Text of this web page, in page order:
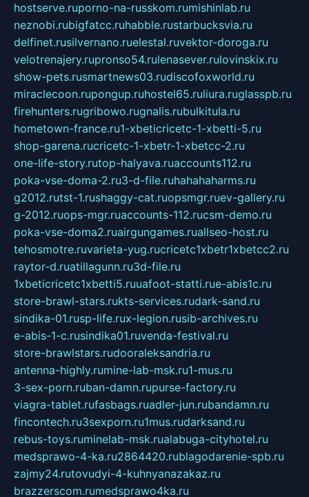
hostserve.ruporno-na-russkom.rumishinlab.ru
neznobi.rubigfatcc.ruhabble.rustarbucksvia.ru
delfinet.rusilvernano.ruelestal.ruvektor-doroga.ru
velotrenajery.rupronso54.rulenasever.rulovinskix.ru
show-pets.rusmartnews03.rudiscofoxworld.ru
miraclecoon.rupongup.ruhostel65.ruliura.ruglasspb.ru
firehunters.rugribowo.rugnalis.rubulkitula.ru
hometown-france.ru1-xbeticricetc-1-xbetti-5.ru
shop-garena.rucricetc-1-xbetr-1-xbetcc-2.ru
one-life-story.rutop-halyava.ruaccounts112.ru
poka-vse-doma-2.ru3-d-file.ruhahahaharms.ru
g2012.rutst-1.rushaggy-cat.ruopsmgr.ruev-gallery.ru
g-2012.ruops-mgr.ruaccounts-112.rucsm-demo.ru
poka-vse-doma2.ruairgungames.ruallseo-host.ru
tehosmotre.ruvarieta-yug.rucricetc1xbetr1xbetcc2.ru
raytor-d.ruatillagunn.ru3d-file.ru
1xbeticricetc1xbetti5.ruuafoot-statti.rue-abis1c.ru
store-brawl-stars.rukts-services.rudark-sand.ru
sindika-01.rusp-life.rux-legion.rusib-archives.ru
e-abis-1-c.rusindika01.ruvenda-festival.ru
store-brawlstars.rudooraleksandria.ru
antenna-highly.rumine-lab-msk.ru1-mus.ru
3-sex-porn.ruban-damn.rupurse-factory.ru
viagra-tablet.rufasbags.ruadler-jun.rubandamn.ru
fincontech.ru3sexporn.ru1mus.rudarksand.ru
rebus-toys.ruminelab-msk.rualabuga-cityhotel.ru
medsprawo-4-ka.ru2864420.rublagodarenie-spb.ru
zajmy24.rutovudyi-4-kuhnyanazakaz.ru
brazzerscom.rumedsprawo4ka.ru